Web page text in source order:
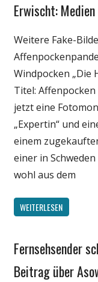
Gesellschaft
Politik
Wirtschaft
Wissenschaft
Erwischt:
Weitere Fake-
Windpocken
Titel:
jetzt eine
„Expertin“ und
einem
einer in
wohl aus dem
WEITERLESEN
Gesellschaft
Medien
Fernsehsender
Beitrag über